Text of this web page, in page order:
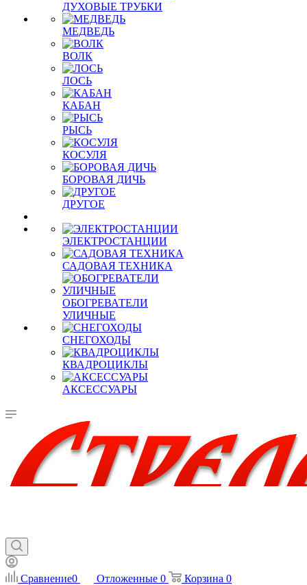
ДУХОВЫЕ ТРУБКИ
МЕДВЕДЬ
ВОЛК
ЛОСЬ
КАБАН
РЫСЬ
КОСУЛЯ
БОРОВАЯ ДИЧЬ
ДРУГОЕ
ЭЛЕКТРОСТАНЦИИ
САДОВАЯ ТЕХНИКА
ОБОГРЕВАТЕЛИ
УЛИЧНЫЕ
СНЕГОХОДЫ
КВАДРОЦИКЛЫ
АКСЕССУАРЫ
Сравнение0 Отложенные 0 Корзина 0